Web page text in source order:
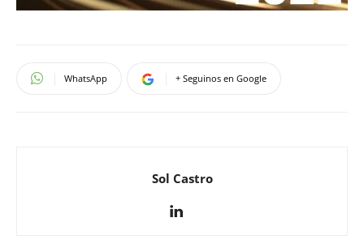
WhatsApp + Seguinos en Google
Sol Castro